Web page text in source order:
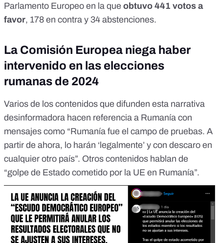
Parlamento Europeo en la que obtuvo 441 votos a
favor, 178 en contra y 34 abstenciones.
La Comisión Europea niega haber
intervenido en las elecciones
rumanas de 2024
Varios de los contenidos que difunden esta narrativa
desinformadora hacen referencia a Rumanía con
mensajes como “Rumanía fue el campo de pruebas. A
partir de ahora, lo harán ‘legalmente’ y con descaro en
cualquier otro país”. Otros contenidos hablan de
“golpe de Estado cometido por la UE en Rumanía”.